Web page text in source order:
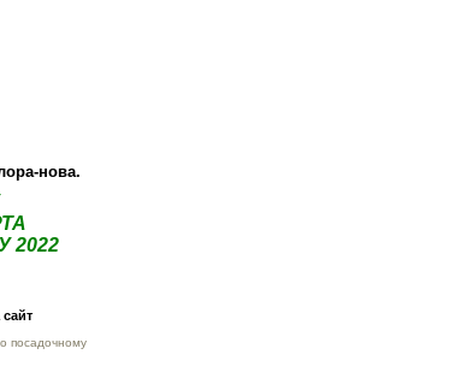
нова.
2022
посадочному